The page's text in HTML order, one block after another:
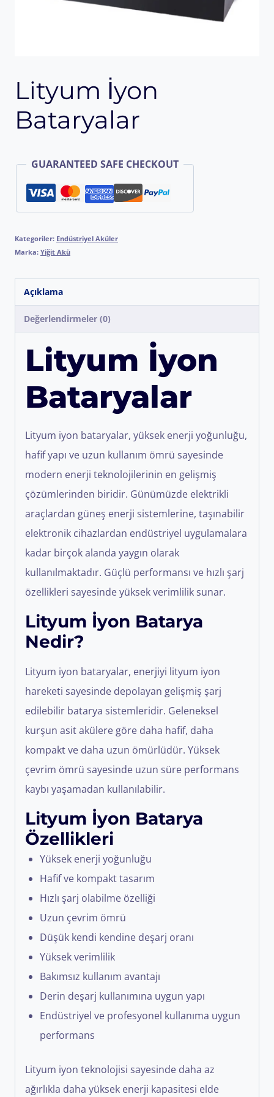
Lityum İyon
Bataryalar
GUARANTEED SAFE CHECKOUT
Kategoriler: Endüstriyel Aküler
Marka: Yiğit Akü
Açıklama
Değerlendirmeler (0)
Lityum İyon
Bataryalar
Lityum iyon bataryalar, yüksek enerji yoğunluğu,
hafif yapı ve uzun kullanım ömrü sayesinde
modern enerji teknolojilerinin en gelişmiş
çözümlerinden biridir. Günümüzde elektrikli
araçlardan güneş enerji sistemlerine, taşınabilir
elektronik cihazlardan endüstriyel uygulamalara
kadar birçok alanda yaygın olarak
kullanılmaktadır. Güçlü performansı ve hızlı şarj
özellikleri sayesinde yüksek verimlilik sunar.
Lityum İyon Batarya
Nedir?
Lityum iyon bataryalar, enerjiyi lityum iyon
hareketi sayesinde depolayan gelişmiş şarj
edilebilir batarya sistemleridir. Geleneksel
kurşun asit akülere göre daha hafif, daha
kompakt ve daha uzun ömürlüdür. Yüksek
çevrim ömrü sayesinde uzun süre performans
kaybı yaşamadan kullanılabilir.
Lityum İyon Batarya
Özellikleri
Yüksek enerji yoğunluğu
Hafif ve kompakt tasarım
Hızlı şarj olabilme özelliği
Uzun çevrim ömrü
Düşük kendi kendine deşarj oranı
Yüksek verimlilik
Bakımsız kullanım avantajı
Derin deşarj kullanımına uygun yapı
Endüstriyel ve profesyonel kullanıma uygun
performans
Lityum iyon teknolojisi sayesinde daha az
ağırlıkla daha yüksek enerji kapasitesi elde